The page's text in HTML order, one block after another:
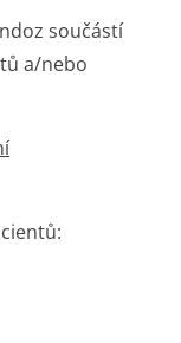
součástí
a/nebo